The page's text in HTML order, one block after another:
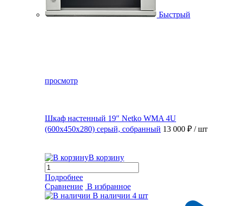
Быстрый
просмотр
Шкаф настенный 19″ Netko WMA 4U
(600x450x280) серый, собранный 13 000 ₽ / шт
В корзину
Подробнее
Сравнение В избранное
В наличии 4 шт